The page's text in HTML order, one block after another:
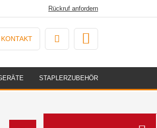
Rückruf anfordern
KONTAKT
STAPLERZUBEHÖR